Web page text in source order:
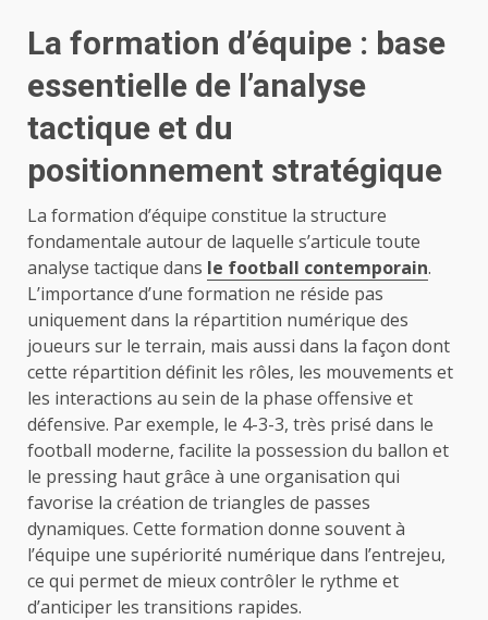
La formation d’équipe : base
essentielle de l’analyse
tactique et du
positionnement stratégique
La formation d’équipe constitue la structure
fondamentale autour de laquelle s’articule toute
analyse tactique dans le football contemporain.
L’importance d’une formation ne réside pas
uniquement dans la répartition numérique des
joueurs sur le terrain, mais aussi dans la façon dont
cette répartition définit les rôles, les mouvements et
les interactions au sein de la phase offensive et
défensive. Par exemple, le 4-3-3, très prisé dans le
football moderne, facilite la possession du ballon et
le pressing haut grâce à une organisation qui
favorise la création de triangles de passes
dynamiques. Cette formation donne souvent à
l’équipe une supériorité numérique dans l’entrejeu,
ce qui permet de mieux contrôler le rythme et
d’anticiper les transitions rapides.